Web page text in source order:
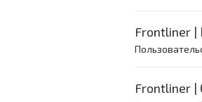
Frontliner |
Frontliner |